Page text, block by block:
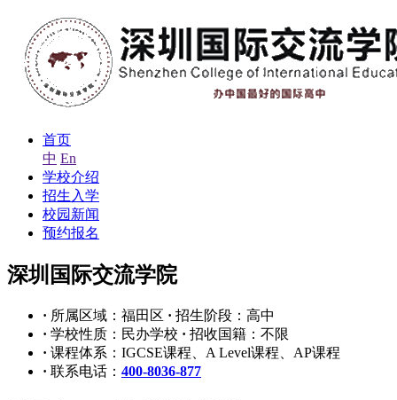
首页
中 En
学校介绍
招生入学
校园新闻
预约报名
深圳国际交流学院
· 所属区域：福田区 · 招生阶段：高中
· 学校性质：民办学校 · 招收国籍：不限
· 课程体系：IGCSE课程、A Level课程、AP课程
· 联系电话： 400-8036-877